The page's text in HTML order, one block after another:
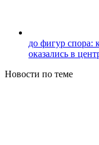
до фигур спора:
оказались в
Новости по теме